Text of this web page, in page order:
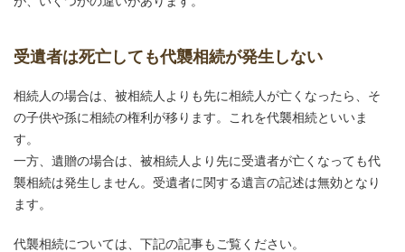
受遺者は死亡しても代襲相続が発生しない
相続人の場合は、被相続人よりも先に相続人が亡くなったら、そ
の子供や孫に相続の権利が移ります。これを代襲相続といいま
す。
一方、遺贈の場合は、被相続人より先に受遺者が亡くなっても代
襲相続は発生しません。受遺者に関する遺言の記述は無効となり
ます。
代襲相続については、下記の記事もご覧ください。